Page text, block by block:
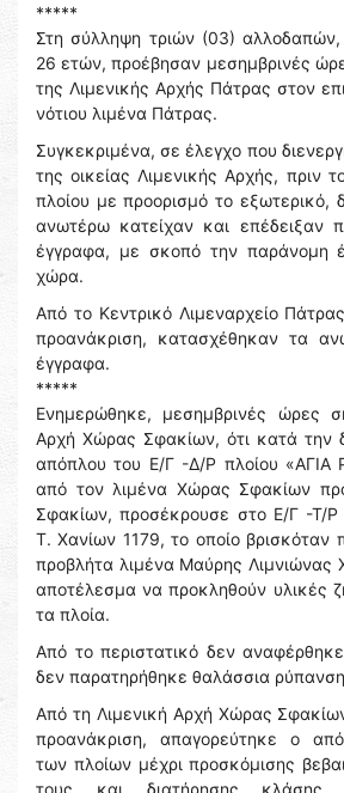
*****
Στη σύλληψη τριών (03) αλλοδαπών,
26 ετών, προέβησαν μεσημβρινές
της Λιμενικής Αρχής Πάτρας στον
νότιου λιμένα Πάτρας.
Συγκεκριμένα, σε έλεγχο που
της οικείας Λιμενικής Αρχής, πριν
πλοίου με προορισμό το εξωτερικό,
ανωτέρω κατείχαν και επέδειξαν
έγγραφα, με σκοπό την παράνομη
χώρα.
Από το Κεντρικό Λιμεναρχείο
προανάκριση, κατασχέθηκαν τα
έγγραφα.
*****
Ενημερώθηκε, μεσημβρινές ώρες
Αρχή Χώρας Σφακίων, ότι κατά την
απόπλου του Ε/Γ -Δ/Ρ πλοίου
από τον λιμένα Χώρας Σφακίων
Σφακίων, προσέκρουσε στο Ε/Γ -Τ/
Τ. Χανίων 1179, το οποίο βρισκόταν
προβλήτα λιμένα Μαύρης
αποτέλεσμα να προκληθούν υλικές
τα πλοία.
Από το περιστατικό δεν
δεν παρατηρήθηκε θαλάσσια
Από τη Λιμενική Αρχή Χώρας
προανάκριση, απαγορεύτηκε ο
των πλοίων μέχρι προσκόμισης